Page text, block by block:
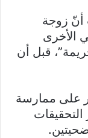
أنّ زوجة
هي الأخرى
قبل أن
على ممارسة